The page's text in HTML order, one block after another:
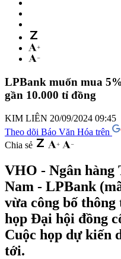
LPBank muốn mua
gần 10.000 tỉ đồng
KIM LIÊN 20/09/2024 09:45
Theo dõi Báo Văn Hóa trên
Chia sẻ
VHO - Ngân
Nam - LPBank
vừa công bố
họp Đại hội đồng
Cuộc họp dự kiến
tới.